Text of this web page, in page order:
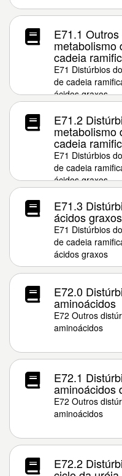
E71.1
metabolismo
cadeia
E71 Distúrbios
de cadeia
ácidos graxos
E71.2
metabolismo
cadeia
E71 Distúrbios
de cadeia
ácidos graxos
E71.3
ácidos graxos
E71 Distúrbios
de cadeia
ácidos graxos
E72.0
aminoácidos
E72 Outros
aminoácidos
E72.1
aminoácidos
E72 Outros
aminoácidos
E72.2